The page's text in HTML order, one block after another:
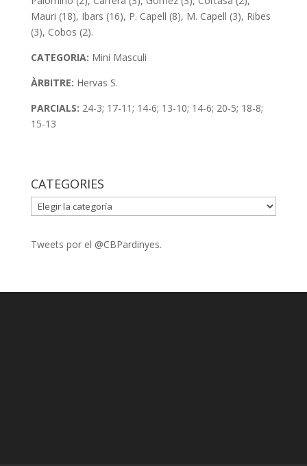
Mauri (18), Ibars (16), P. Capell (8), M. Capell (3), Ribes
(3), Cobos (2).
CATEGORIA: Mini Masculi
ÀRBITRE: Hervas S.
PARCIALS: 24-3; 17-11; 14-6; 13-10; 14-6; 20-5; 18-8;
15-13
CATEGORIES
CATEGORIES
Tweets por el @CBPardinyes.